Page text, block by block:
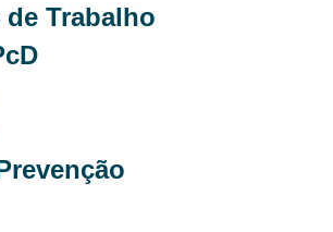
de Trabalho